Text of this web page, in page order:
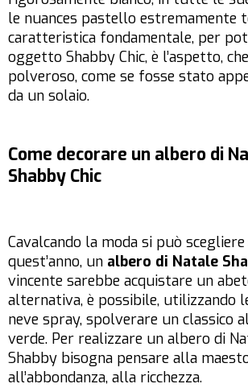
le nuances pastello estremamente
caratteristica fondamentale, per
oggetto Shabby Chic, è l’aspetto,
polveroso, come se fosse stato
da un solaio.
Come decorare un albero di
Shabby Chic
Cavalcando la moda si può
quest’anno, un albero di Natale
vincente sarebbe acquistare un
alternativa, è possibile, utilizzando
neve spray, spolverare un classico
verde. Per realizzare un albero di
Shabby bisogna pensare alla
all’abbondanza, alla ricchezza.